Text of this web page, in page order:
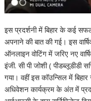
इस प्रदर्शनी में बिहार के कई सफल
अपनाने की बात की गई। इस
ऑनलाइन वोटिंग में जरिए नए
इंजी. सी पी जोशी ( पीडब्लूडीडी
गया। वहीं इस कॉउन्सिल में
अधिवेशन कार्यक्रम के अंत में